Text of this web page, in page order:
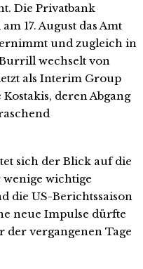
Die Privatbank
17. August das Amt
und zugleich in
wechselt von
als Interim Group
deren Abgang
sich der Blick auf die
wichtige
die US-Berichtssaison
neue Impulse dürfte
der vergangenen Tage